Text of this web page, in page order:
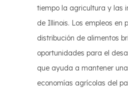
tiempo la agricultura y las
de Illinois. Los empleos en
distribución de alimentos
oportunidades para el
que ayuda a mantener
economías agrícolas del